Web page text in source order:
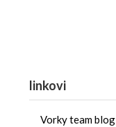
linkovi
Vorky team blog